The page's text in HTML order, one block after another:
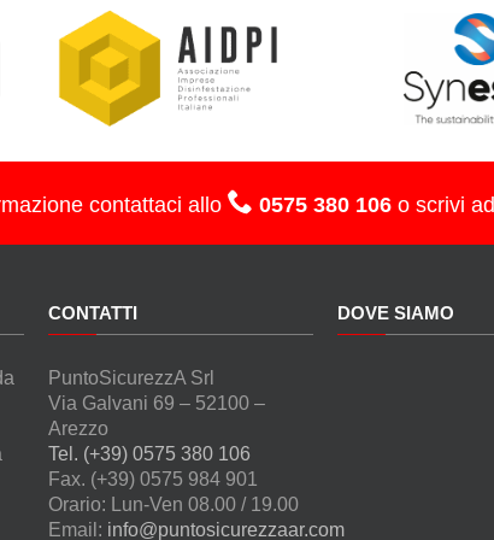
contattaci allo 0575 380 106 o scrivi ad
CONTATTI
PuntoSicurezzA Srl
Via Galvani 69 – 52100 –
Arezzo
Tel. (+39) 0575 380 106
Fax. (+39) 0575 984 901
Orario: Lun-Ven 08.00 / 19.00
Email: info@puntosicurezzaar.com
DOVE SIAMO